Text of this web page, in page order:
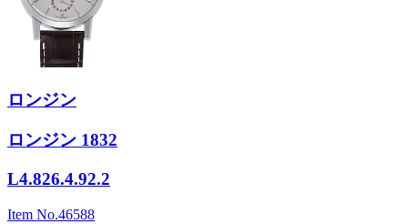
ロンジン
ロンジン 1832
L4.826.4.92.2
Item No.46588